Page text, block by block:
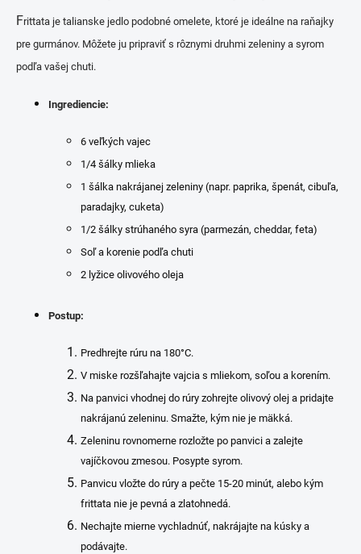
Frittata je talianske jedlo podobné omelete, ktoré je ideálne na raňajky
pre gurmánov. Môžete ju pripraviť s rôznymi druhmi zeleniny a syrom
podľa vašej chuti.
Ingrediencie:
6 veľkých vajec
1/4 šálky mlieka
1 šálka nakrájanej zeleniny (napr. paprika, špenát, cibuľa,
paradajky, cuketa)
1/2 šálky strúhaného syra (parmezán, cheddar, feta)
Soľ a korenie podľa chuti
2 lyžice olivového oleja
Postup:
Predhrejte rúru na 180°C.
V miske rozšľahajte vajcia s mliekom, soľou a korením.
Na panvici vhodnej do rúry zohrejte olivový olej a pridajte
nakrájanú zeleninu. Smažte, kým nie je mäkká.
Zeleninu rovnomerne rozložte po panvici a zalejte
vajíčkovou zmesou. Posypte syrom.
Panvicu vložte do rúry a pečte 15-20 minút, alebo kým
frittata nie je pevná a zlatohnedá.
Nechajte mierne vychladnúť, nakrájajte na kúsky a
podávajte.